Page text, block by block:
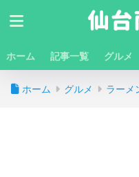
ホーム 記事一覧 グルメ
ホーム グルメ ラーメ